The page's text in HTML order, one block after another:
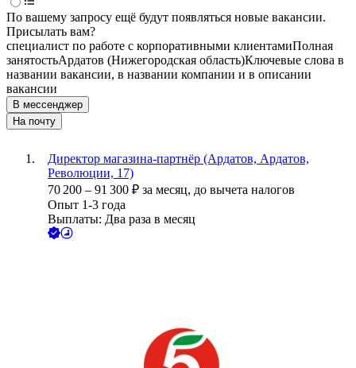
По вашему запросу ещё будут появляться новые вакансии.
Присылать вам?
специалист по работе с корпоративными клиентамиПолная
занятостьАрдатов (Нижегородская область)Ключевые слова в
названии вакансии, в названии компании и в описании
вакансии
В мессенджер
На почту
Директор магазина-партнёр (Ардатов, Ардатов,
Революции, 17)
70 200 – 91 300 ₽ за месяц, до вычета налогов
Опыт 1-3 года
Выплаты: Два раза в месяц